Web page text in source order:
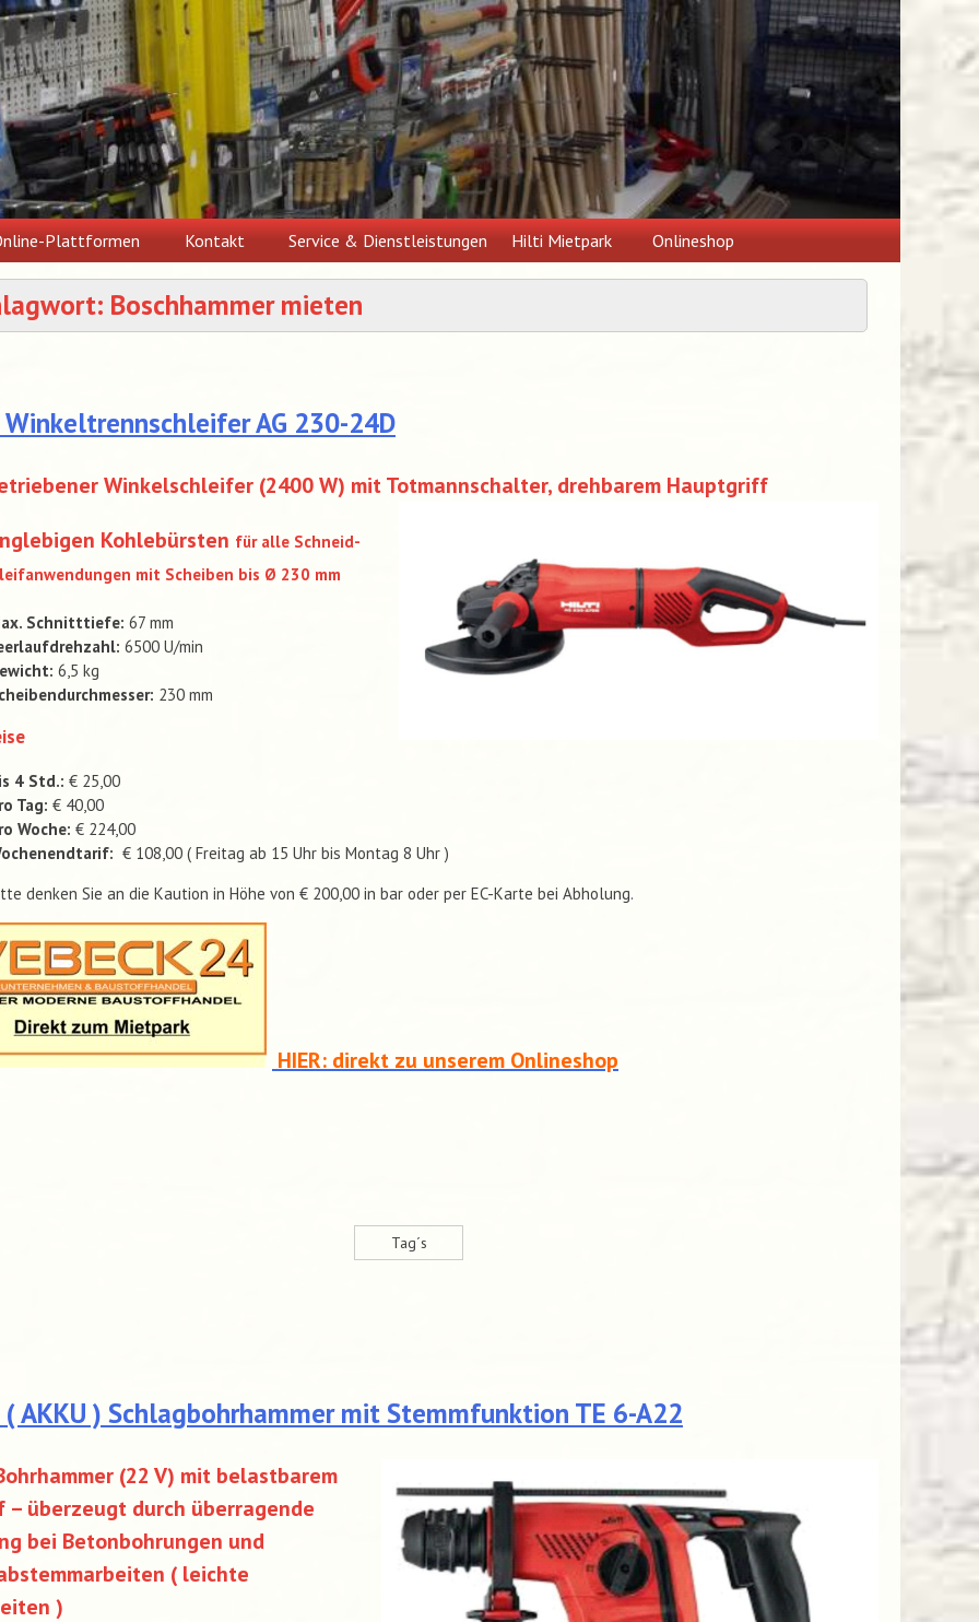
Plattformen Kontakt Service & Dienstleistungen Hilti Mietpark Onlineshop
Boschhammer mieten
Winkeltrennschleifer AG 230-24D
Winkelschleifer (2400 W) mit Totmannschalter, drehbarem Hauptgriff
Kohlebürsten für alle Schneid-
mit Scheiben bis Ø 230 mm
Schnitttiefe: 67 mm
6500 U/min
6,5 kg
230 mm
4 Std.: € 25,00
Tag: € 40,00
Woche: € 224,00
€ 108,00 ( Freitag ab 15 Uhr bis Montag 8 Uhr )
denken Sie an die Kaution in Höhe von € 200,00 in bar oder per EC-Karte bei Abholung.
HIER: direkt zu unserem Onlineshop
Tag´s
( AKKU ) Schlagbohrhammer mit Stemmfunktion TE 6-A22
(22 V) mit belastbarem
– überzeugt durch überragende
bei Betonbohrungen und
( leichte
)